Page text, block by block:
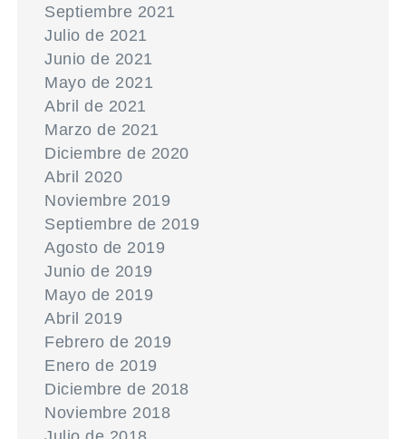
Septiembre 2021
Julio de 2021
Junio de 2021
Mayo de 2021
Abril de 2021
Marzo de 2021
Diciembre de 2020
Abril 2020
Noviembre 2019
Septiembre de 2019
Agosto de 2019
Junio de 2019
Mayo de 2019
Abril 2019
Febrero de 2019
Enero de 2019
Diciembre de 2018
Noviembre 2018